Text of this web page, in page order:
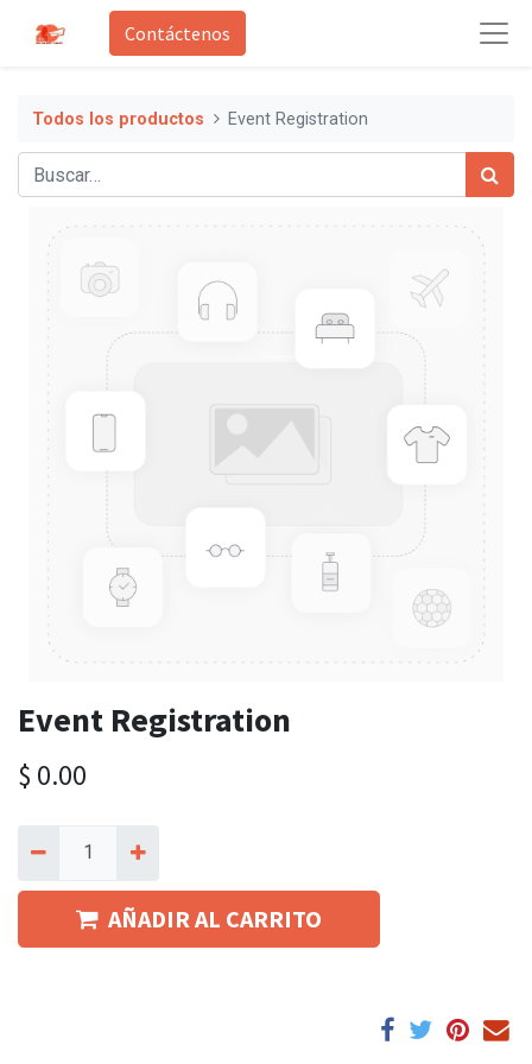
Contáctenos
Todos los productos Event Registration
Event Registration
$ 0.00
AÑADIR AL CARRITO